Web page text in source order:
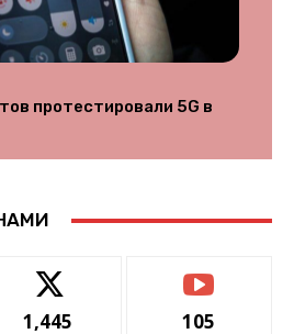
протестировали 5G в
1,445 105